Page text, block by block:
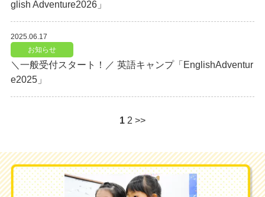
glish Adventure2026」
2025.06.17
お知らせ
＼一般受付スタート！／ 英語キャンプ「EnglishAdventur
e2025」
1 2 >>